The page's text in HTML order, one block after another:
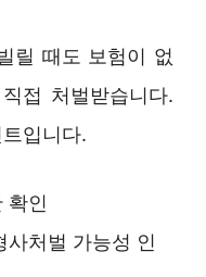
릴 때도 보험이 없
접 처벌받습니다.
입니다.
확인
사처벌 가능성 인